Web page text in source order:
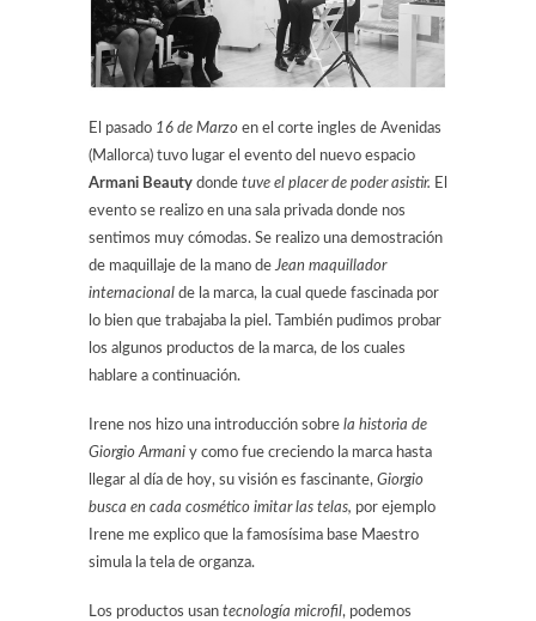
El pasado 16 de Marzo en el corte ingles de Avenidas
(Mallorca) tuvo lugar el evento del nuevo espacio
Armani Beauty donde tuve el placer de poder asistir. El
evento se realizo en una sala privada donde nos
sentimos muy cómodas. Se realizo una demostración
de maquillaje de la mano deJean maquillador
internacional de la marca, la cual quede fascinada por
lo bien que trabajaba la piel. También pudimos probar
los algunos productos de la marca, de los cuales
hablare a continuación.
Irene nos hizo una introducción sobre la historia de
Giorgio Armani y como fue creciendo la marca hasta
llegar al día de hoy, su visión es fascinante, Giorgio
busca en cada cosmético imitar las telas, por ejemplo
Irene me explico que la famosísima base Maestro
simula la tela de organza.
Los productos usan tecnología microfil, podemos